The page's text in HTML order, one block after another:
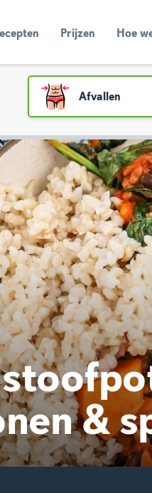
Prijzen Hoe
Afvallen
&